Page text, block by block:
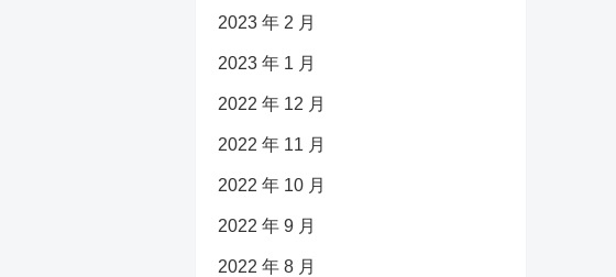
2023 年 2 月
2023 年 1 月
2022 年 12 月
2022 年 11 月
2022 年 10 月
2022 年 9 月
2022 年 8 月